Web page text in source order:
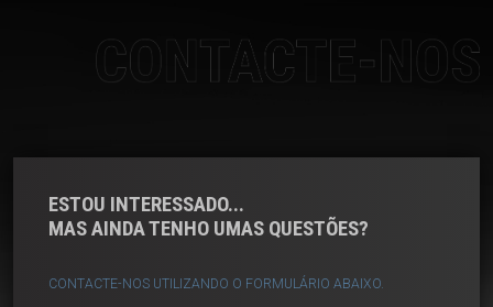
CONTACTE-NOS
ESTOU INTERESSADO...
MAS AINDA TENHO UMAS QUESTÕES?
CONTACTE-NOS UTILIZANDO O FORMULÁRIO ABAIXO.